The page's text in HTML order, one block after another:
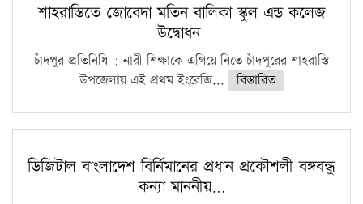
শাহরাস্তিতে জোবেদা মতিন বালিকা স্কুল এন্ড কলেজ
উদ্বোধন
চাঁদপুর প্রতিনিধি : নারী শিক্ষাকে এগিয়ে নিতে চাঁদপুরের শাহরাস্তি
উপজেলায় এই প্রথম ইংরেজি...
বিস্তারিত
ডিজিটাল বাংলাদেশ বির্নিমানের প্রধান প্রকৌশলী বঙ্গবন্ধু
কন্যা মাননীয়…